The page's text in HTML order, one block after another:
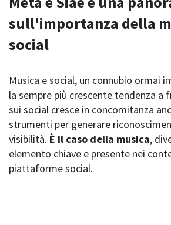
sull'importanza della
social
Musica e social, un connubio ormai
la sempre più crescente tendenza a
sui social cresce in concomitanza
strumenti per generare
visibilità. È il caso della musica,
elemento chiave e presente nei
piattaforme social.